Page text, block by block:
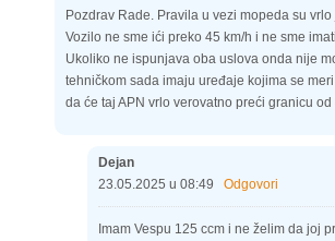
Pozdrav Rade. Pravila u vezi mopeda su vrlo
Vozilo ne sme ići preko 45 km/h i ne sme
Ukoliko ne ispunjava oba uslova onda nije
tehničkom sada imaju uređaje kojima se
da će taj APN vrlo verovatno preći granicu od
Dejan
23.05.2025 u 08:49 Odgovori
Imam Vespu 125 ccm i ne želim da joj